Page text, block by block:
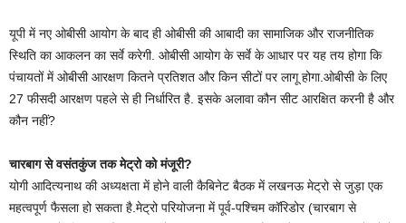
यूपी में नए ओबीसी आयोग के बाद ही ओबीसी की आबादी का सामाजिक और राजनीतिक
स्थिति का आकलन का सर्वे करेगी. ओबीसी आयोग के सर्वे के आधार पर यह तय होगा कि
पंचायतों में ओबीसी आरक्षण कितने प्रतिशत और किन सीटों पर लागू होगा.ओबीसी के लिए
27 फीसदी आरक्षण पहले से ही निर्धारित है. इसके अलावा कौन सीट आरक्षित करनी है और
कौन नहीं?
चारबाग से वसंतकुंज तक मेट्रो को मंजूरी?
योगी आदित्यनाथ की अध्यक्षता में होने वाली कैबिनेट बैठक में लखनऊ मेट्रो से जुड़ा एक
महत्वपूर्ण फैसला हो सकता है.मेट्रो परियोजना में पूर्व-पश्चिम कॉरिडोर (चारबाग से